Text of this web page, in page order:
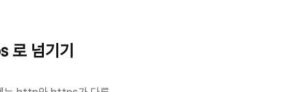
넘기기